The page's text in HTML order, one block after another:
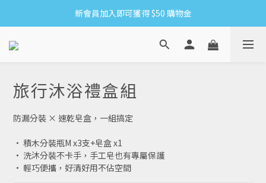
8/6-8/16 全館限時免運
新會員加入即可獲得 $50 購物金
滿1500贈網紗手拿袋&收納洗衣袋XS方
旅行沐浴禮盒組
防漏分裝 × 速乾皂盒，一組搞定
· 積木分裝瓶M x3支+皂盒 x1
· 洗沐分裝不卡手，手工皂也有專屬保護
· 輕巧便攜，好清好用不佔空間